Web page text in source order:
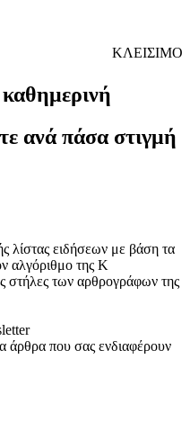
ΚΛΕΙΣΙΜΟ
ανά πάσα στιγμή
λίστας ειδήσεων με βάση τα
αλγόριθμο της Κ
στήλες των αρθρογράφων της
άρθρα που σας ενδιαφέρουν